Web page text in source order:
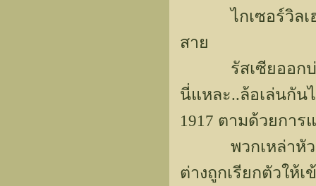
ไกเซอร์วิลเฮล์
สาย
รัสเซียออกบ่อย
นี่แหละ..ล้อเล่นกัน
1917 ตามด้วยการ
พวกเหล่าหัวหอ
ต่างถูกเรียกตัวให้